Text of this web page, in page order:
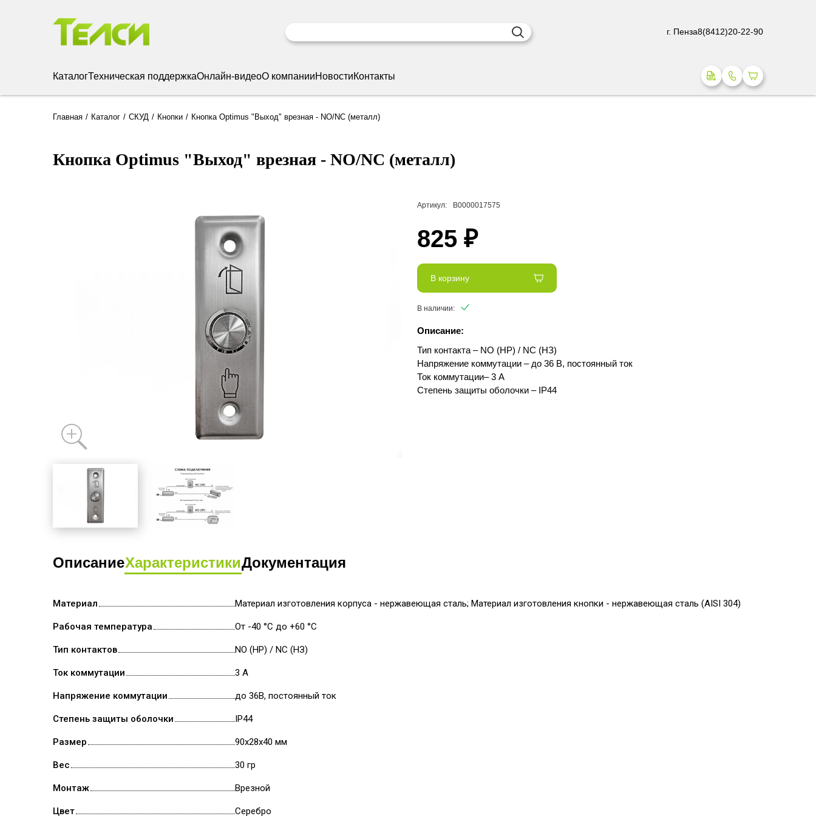
г. Пенза8(8412)20-22-90
КаталогТехническая поддержкаОнлайн-видеоО компанииНовостиКонтакты
Главная Каталог СКУД Кнопки Кнопка Optimus "Выход" врезная - NO/NC (металл)
Кнопка Optimus "Выход" врезная - NO/NC (металл)
Артикул: В0000017575
825 ₽
В корзину
В наличии:
Описание:
Тип контакта – NO (НР) / NC (НЗ)
Напряжение коммутации – до 36 В, постоянный ток
Ток коммутации– 3 А
Степень защиты оболочки – IP44
ОписаниеХарактеристикиДокументация
Материал Материал изготовления корпуса - нержавеющая сталь; Материал изготовления кнопки - нержавеющая сталь (AISI 304)
Рабочая температура От -40 °С до +60 °С
Тип контактов NO (НР) / NC (НЗ)
Ток коммутации 3 А
Напряжение коммутации до 36В, постоянный ток
Степень защиты оболочки IP44
Размер 90х28х40 мм
Вес 30 гр
Монтаж Врезной
Цвет Серебро